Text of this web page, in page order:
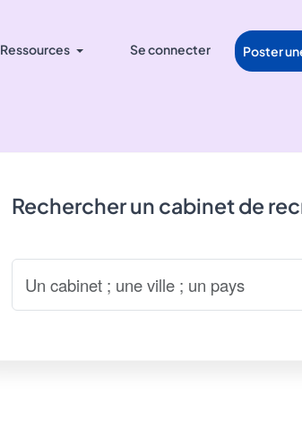
Ressources Se connecter Poster
Rechercher un cabinet de